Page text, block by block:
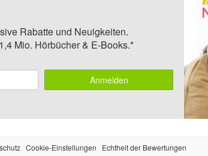
Rabatte und Neuigkeiten.
Mio. Hörbücher & E-Books.*
Anmelden
Cookie-Einstellungen Echtheit der Bewertungen